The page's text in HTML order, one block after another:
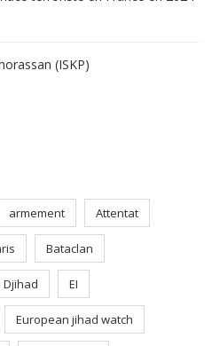
(ISKP)
armement Attentat
Bataclan
Djihad EI
European jihad watch